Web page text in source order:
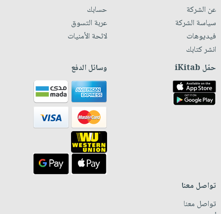
عن الشركة
سياسة الشركة
فيديوهات
انشر كتابك
حسابك
عربة التسوق
لائحة الأمنيات
حمّل iKitab وسائل الدفع
تواصل معنا
تواصل معنا